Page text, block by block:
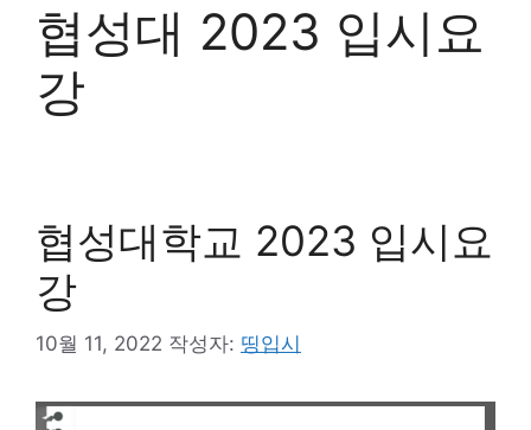
협성대 2023 입시요
강
협성대학교 2023 입시요
강
10월 11, 2022 작성자: 띵입시